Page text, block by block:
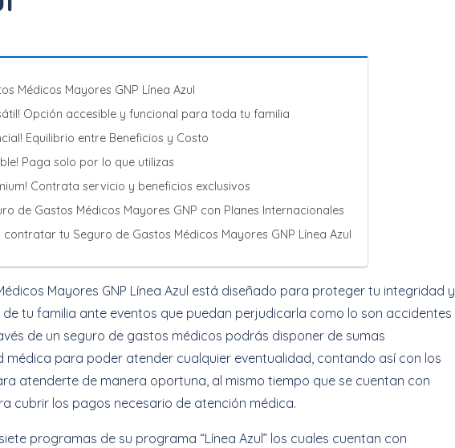
Médicos Mayores GNP Línea Azul
Opción accesible y funcional para toda tu familia
Equilibrio entre Beneficios y Costo
Paga solo por lo que utilizas
Contrata servicio y beneficios exclusivos
de Gastos Médicos Mayores GNP con Planes Internacionales
tu Seguro de Gastos Médicos Mayores GNP Línea Azul
Mayores GNP Línea Azul está diseñado para proteger tu integridad y
tu familia ante eventos que puedan perjudicarla como lo son accidentes
de un seguro de gastos médicos podrás disponer de sumas
médica para poder atender cualquier eventualidad, contando así con los
atenderte de manera oportuna, al mismo tiempo que se cuentan con
cubrir los pagos necesario de atención médica.
programas de su programa “Línea Azul” los cuales cuentan con